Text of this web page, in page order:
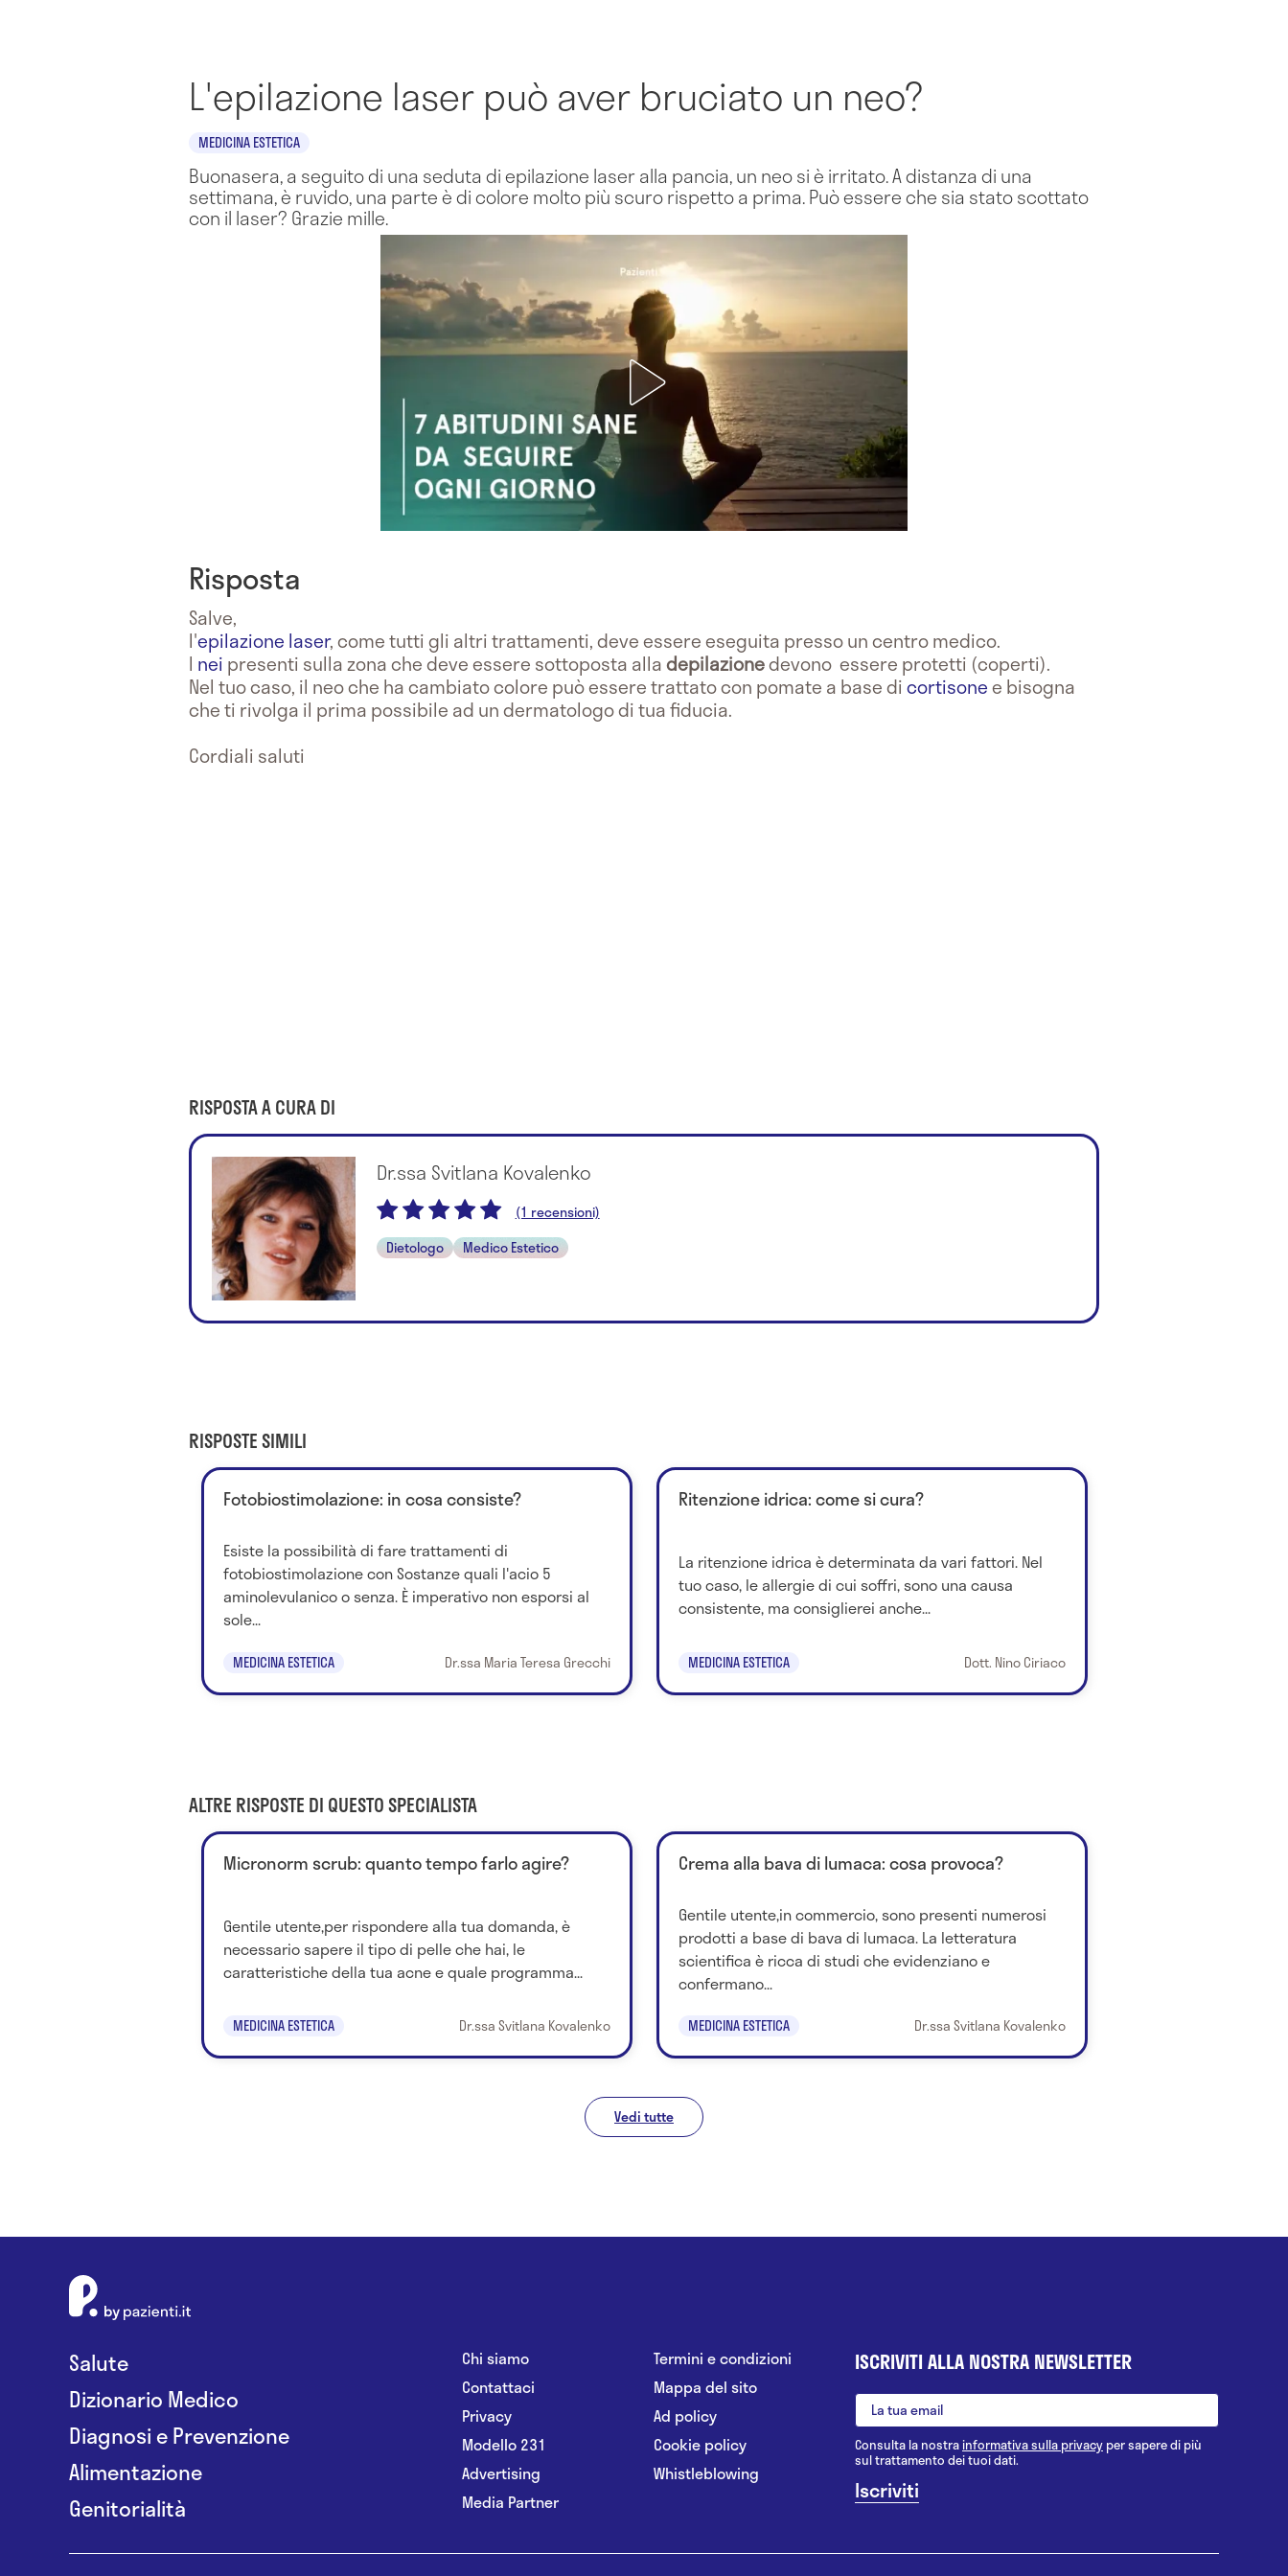
L'epilazione laser può aver bruciato un neo?
MEDICINA ESTETICA
Buonasera, a seguito di una seduta di epilazione laser alla pancia, un neo si è irritato. A distanza di una
settimana, è ruvido, una parte è di colore molto più scuro rispetto a prima. Può essere che sia stato scottato
con il laser? Grazie mille.
Risposta
Salve,
l'epilazione laser, come tutti gli altri trattamenti, deve essere eseguita presso un centro medico.
I nei presenti sulla zona che deve essere sottoposta alladepilazionedevono essere protetti (coperti).
Nel tuo caso, il neo che ha cambiato colore può essere trattato con pomate a base dicortisonee bisogna
che ti rivolga il prima possibile ad un dermatologo di tua fiducia.
Cordiali saluti
RISPOSTA A CURA DI
Dr.ssa Svitlana Kovalenko
(1 recensioni)
Dietologo
Medico Estetico
RISPOSTE SIMILI
Fotobiostimolazione: in cosa consiste?
Esiste la possibilità di fare trattamenti di
fotobiostimolazione con Sostanze quali l'acio 5
aminolevulanico o senza. È imperativo non esporsi al
sole...
MEDICINA ESTETICA Dr.ssa Maria Teresa Grecchi
Ritenzione idrica: come si cura?
La ritenzione idrica è determinata da vari fattori. Nel
tuo caso, le allergie di cui soffri, sono una causa
consistente, ma consiglierei anche...
MEDICINA ESTETICA Dott. Nino Ciriaco
ALTRE RISPOSTE DI QUESTO SPECIALISTA
Micronorm scrub: quanto tempo farlo agire?
Gentile utente,per rispondere alla tua domanda, è
necessario sapere il tipo di pelle che hai, le
caratteristiche della tua acne e quale programma...
MEDICINA ESTETICA Dr.ssa Svitlana Kovalenko
Crema alla bava di lumaca: cosa provoca?
Gentile utente,in commercio, sono presenti numerosi
prodotti a base di bava di lumaca. La letteratura
scientifica è ricca di studi che evidenziano e
confermano...
MEDICINA ESTETICA Dr.ssa Svitlana Kovalenko
Vedi tutte
Salute
Dizionario Medico
Diagnosi e Prevenzione
Alimentazione
Genitorialità
Chi siamo
Contattaci
Privacy
Modello 231
Advertising
Media Partner
Termini e condizioni
Mappa del sito
Ad policy
Cookie policy
Whistleblowing
ISCRIVITI ALLA NOSTRA NEWSLETTER
Consulta la nostrainformativa sulla privacy per sapere di più
sul trattamento dei tuoi dati.